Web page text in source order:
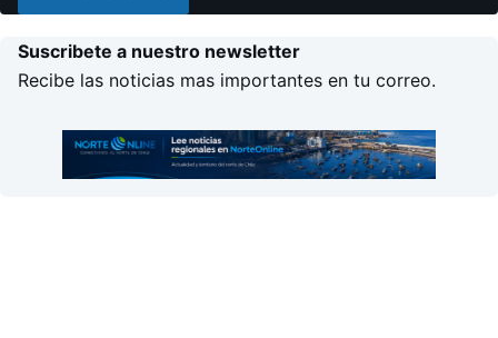
Suscribete a nuestro newsletter
Recibe las noticias mas importantes en tu correo.